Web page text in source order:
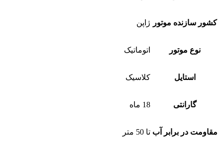
کشور سازنده موتور ژاپن
نوع موتور اتوماتیک
استایل کلاسیک
گارانتی 18 ماه
مقاومت در برابر آب تا 50 متر